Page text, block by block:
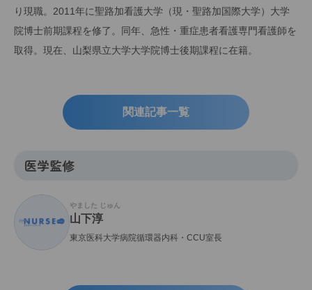
り現職。2011年に聖路加看護大学（現・聖路加国際大学）大学
院博士前期課程を修了。同年、急性・重症患者看護専門看護師を
取得。現在、山梨県立大学大学院博士後期課程に在籍。
関連記事一覧
医学監修
やました じゅん
山下淳
東京医科大学病院循環器内科・CCU室長